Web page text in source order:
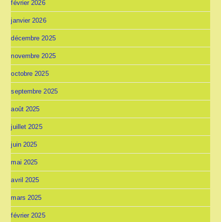
février 2026
janvier 2026
décembre 2025
novembre 2025
octobre 2025
septembre 2025
août 2025
juillet 2025
juin 2025
mai 2025
avril 2025
mars 2025
février 2025